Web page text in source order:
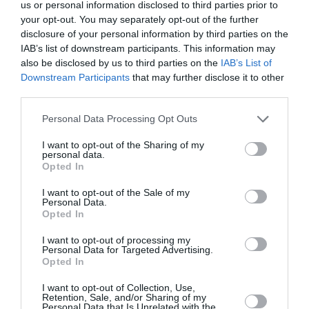
us or personal information disclosed to third parties prior to
your opt-out. You may separately opt-out of the further
disclosure of your personal information by third parties on the
IAB’s list of downstream participants. This information may
also be disclosed by us to third parties on the IAB’s List of
Downstream Participants that may further disclose it to other
Personal Data Processing Opt Outs
I want to opt-out of the Sharing of my
personal data.
Opted In
I want to opt-out of the Sale of my
Personal Data.
Opted In
I want to opt-out of processing my
Personal Data for Targeted Advertising.
Opted In
I want to opt-out of Collection, Use,
Retention, Sale, and/or Sharing of my
Personal Data that Is Unrelated with the
19/06/2025 20/06/2025
21/06/2025
22/06/2025
26/06/2025
27/06/2025
29/06/2025
05/07/2025
06/07/2025
07/07/2025
08/07/2025
13/07/2025
15/07/2025
20:00
Πειραιώς 260 - Χώρος Β, Ταύρος
Πειραιώς 260
Eισιτήρια:
5€